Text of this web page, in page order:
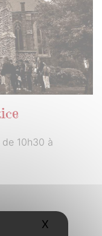
10h30 à
X Masquer